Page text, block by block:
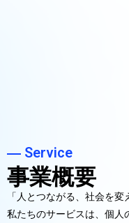
― Service
事業概要
「人とつながる、社会を変
私たちのサービスは、個人